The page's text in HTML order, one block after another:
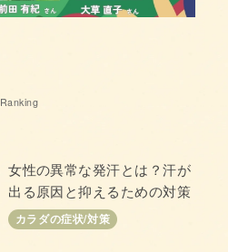
Ranking
女性の異常な発汗とは？汗が
出る原因と抑えるための対策
カラダの症状/対策